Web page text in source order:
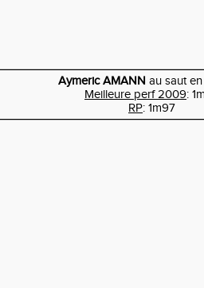
Aymeric AMANN au saut
Meilleure perf 2009:
RP: 1m97